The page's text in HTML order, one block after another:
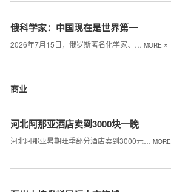
俄科学家：中国现在是世界第一
2026年7月15日，俄罗斯著名化学家、… MORE »
商业
河北阿那亚酒店卖到3000块一晚
河北阿那亚暑期旺季部分酒店卖到3000元… MORE